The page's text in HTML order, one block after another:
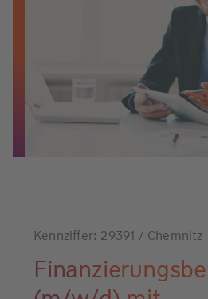
Kennziffer: 29391 / Chemnitz